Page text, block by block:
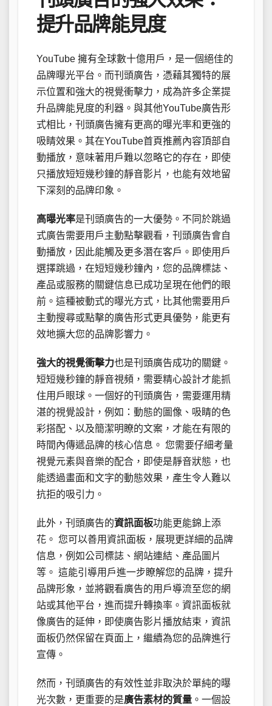
提升品牌能見度
YouTube 擁有全球數十億用戶，是一個絕佳的
品牌曝光平台。而刊頭廣告，憑藉其獨特的展
示位置和強大的視覺衝擊力，成為許多企業提
升品牌能見度的利器。與其他YouTube廣告形
式相比，刊頭廣告擁有更高的曝光率和更強的
吸睛效果。其在YouTube首頁推薦內容頂部自
動播放，意味著用戶難以忽略它的存在，即使
只播放短短幾秒鐘的靜音影片，也能有效地留
下深刻的品牌印象。
高曝光率是刊頭廣告的一大優勢。不同於跳過
式廣告需要用戶主動點擊觀看，刊頭廣告會自
動播放，因此能觸及更多潛在客戶。即使用戶
選擇跳過，在短短幾秒鐘內，您的品牌標誌、
產品或服務的關鍵信息已成功呈現在他們的眼
前。這種被動式的曝光方式，比其他需要用戶
主動搜尋或點擊的廣告形式更具優勢，能更有
效地擴大您的品牌影響力。
強大的視覺衝擊力也是刊頭廣告成功的關鍵。
短短幾秒鐘的靜音視頻，需要精心設計才能抓
住用戶眼球。一個好的刊頭廣告，需要運用精
湛的視覺設計，例如：動態的圖像、吸睛的色
彩搭配、以及簡潔明瞭的文案，才能在有限的
時間內傳遞品牌的核心信息。 您需要仔細考量
視覺元素與音樂的配合，即使是靜音狀態，也
能透過畫面和文字的動態效果，產生令人難以
抗拒的吸引力。
此外，刊頭廣告的資訊面板功能更能錦上添
花。 您可以善用資訊面板，展現更詳細的品牌
信息，例如公司標誌、網站連結、產品圖片
等。 這能引導用戶進一步瞭解您的品牌，提升
品牌形象，並將觀看廣告的用戶導流至您的網
站或其他平台，進而提升轉換率。資訊面板就
像廣告的延伸，即使廣告影片播放結束，資訊
面板仍然保留在頁面上，繼續為您的品牌進行
宣傳。
然而，刊頭廣告的有效性並非取決於單純的曝
光次數，更重要的是廣告素材的質量 。一個設